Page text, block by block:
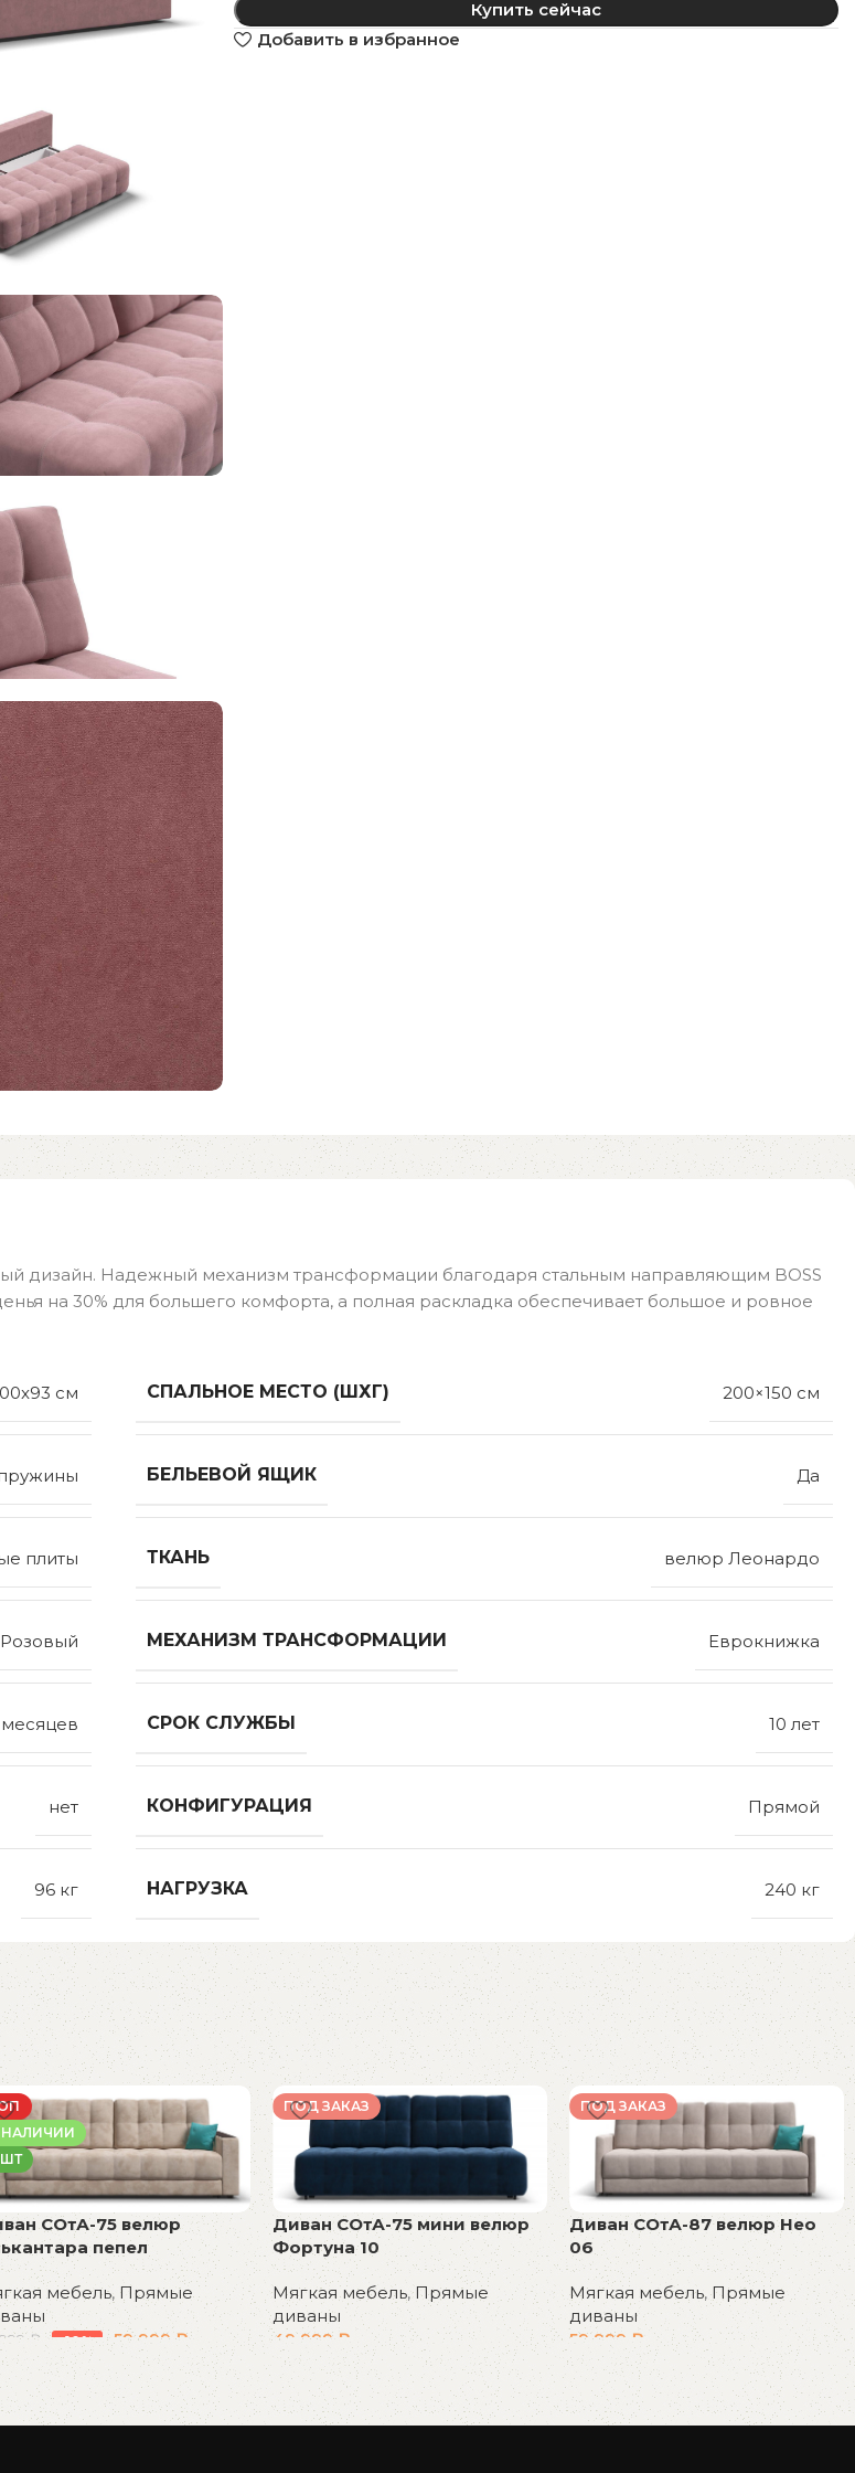
Купить сейчас
Добавить в избранное
дизайн. Надежный механизм трансформации благодаря стальным направляющим BOSS
на 30% для большего комфорта, а полная раскладка обеспечивает большое и ровное
см СПАЛЬНОЕ МЕСТО (ШХГ) 200×150 см
БЕЛЬЕВОЙ ЯЩИК Да
плиты ТКАНЬ велюр Леонардо
Розовый МЕХАНИЗМ ТРАНСФОРМАЦИИ Еврокнижка
месяцев СРОК СЛУЖБЫ 10 лет
нет КОНФИГУРАЦИЯ Прямой
96 кг НАГРУЗКА 240 кг
НАЛИЧИИ
СОтА-75 велюр
пепел
мебель, Прямые
₽ -18% 59 999 ₽
В корзину
ПОД ЗАКАЗ
Диван СОтА-75 мини велюр
Фортуна 10
Мягкая мебель,Прямые
диваны
49 999 ₽
В корзину
ПОД ЗАКАЗ
Диван СОтА-87 велюр Нео
06
Мягкая мебель,Прямые
диваны
59 999 ₽
В корзину